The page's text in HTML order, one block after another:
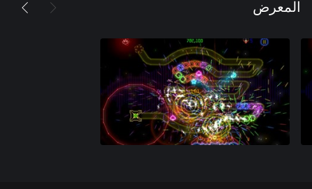
المعرض